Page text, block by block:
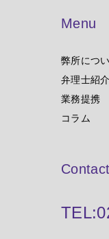
Menu
弊所につ
弁理士紹介
業務提携
コラム
Contact
TEL: